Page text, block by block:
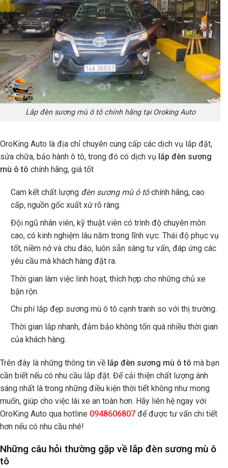
Lắp đèn sương mù ô tô chính hãng tại Oroking Auto
OroKing Auto là địa chỉ chuyên cung cấp các dịch vụ lắp đặt,
sửa chữa, bảo hành ô tô, trong đó có dịch vụ lắp đèn sương
mù ô tô chính hãng, giá tốt
Cam kết chất lượng đèn sương mù ô tôchính hãng, cao
cấp, nguồn gốc xuất xứ rõ ràng.
Đội ngũ nhân viên, kỹ thuật viên có trình độ chuyên môn
cao, có kinh nghiệm lâu năm trong lĩnh vực. Thái độ phục vụ
tốt, niềm nở và chu đáo, luôn sẵn sàng tư vấn, đáp ứng các
yêu cầu mà khách hàng đặt ra.
Thời gian làm việc linh hoạt, thích hợp cho những chủ xe
bận rộn.
Chi phí lắp đẹp sương mù ô tô cạnh tranh so với thị trường.
Thời gian lắp nhanh, đảm bảo không tốn quá nhiều thời gian
của khách hàng.
Trên đây là những thông tin về lắp đèn sương mù ô tô mà bạn
cần biết nếu có nhu cầu lắp đặt. Để cải thiện chất lượng ánh
sáng nhất là trong những điều kiện thời tiết không như mong
muốn, giúp cho việc lái xe an toàn hơn. Hãy liên hệ ngay với
OroKing Auto qua hotline 0948606807 để được tư vấn chi tiết
hơn nếu có nhu cầu nhé!
Những câu hỏi thường gặp về lắp đèn sương mù ô
tô